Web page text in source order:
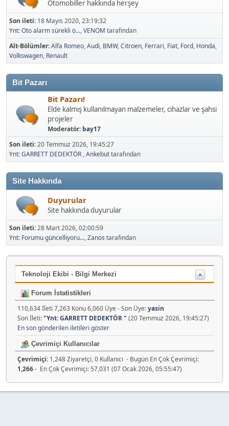
Otomobiller hakkında herşey
Son ileti: 18 Mayıs 2020, 23:19:32
Ynt: Oto alarm sürekli ö...,VENOM tarafından
Alt-Bölümler Alfa Romeo Audi BMW Citroen Ferrari Fiat Ford Honda
Volkswagen Renault
Bit Pazarı
Bit Pazarı!
Elde kalmış kullanılmayan malzemeler, cihazlar ve şahsi
projeler
Moderatör: bay17
Son ileti:20 Temmuz 2026, 19:45:27
Ynt: GARRETT DEDEKTÖR ,Ankebuttarafından
Site Hakkında
Duyurular
Site hakkında duyurular
Son ileti:28 Mart 2026, 02:00:59
Ynt: Forumu güncelliyoru...,Zanos tarafından
Teknoloji Ekibi - Bilgi Merkezi
Forum İstatistikleri
110,634 İleti 7,263 Konu 6,060 Üye - Son Üye:yasin
Son İleti:"Ynt: GARRETT DEDEKTÖR" (20 Temmuz 2026, 19:45:27)
En son gönderilen iletileri göster
Çevrimiçi Kullanıcılar
Çevrimiçi: 1,248 Ziyaretçi, 0 Kullanıcı - Bugün En Çok Çevrimiçi:
1,266- En Çok Çevrimiçi: 57,031 (07 Ocak 2026, 05:55:47)